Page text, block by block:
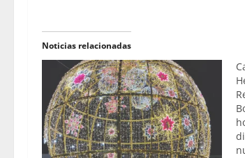
Noticias relacionadas